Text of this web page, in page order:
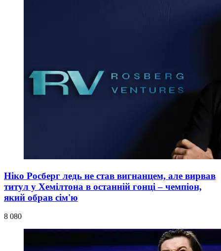
Ніко Росберг ледь не став вигнанцем, але вирвав
титул у Хемілтона в останній гонці – чемпіон,
який обрав сім'ю
8 080